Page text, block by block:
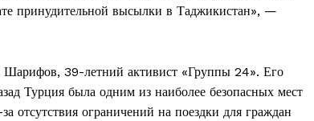
принудительной высылки в Таджикистан», —
Шарифов, 39-летний активист «Группы 24». Его
Турция была одним из наиболее безопасных мест
отсутствия ограничений на поездки для граждан